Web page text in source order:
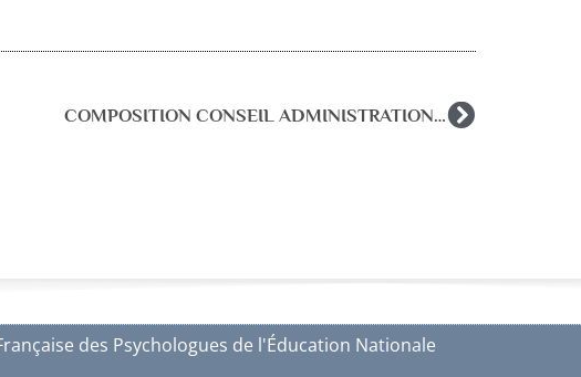
COMPOSITION CONSEIL ADMINISTRATION 2023-2025
des Psychologues de l'Éducation Nationale